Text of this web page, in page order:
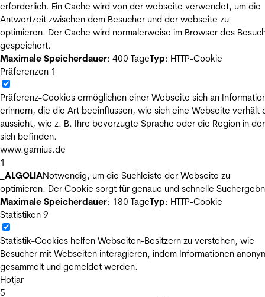
erforderlich. Ein Cache wird von der webseite verwendet, um die
Antwortzeit zwischen dem Besucher und der webseite zu
optimieren. Der Cache wird normalerweise im Browser des
gespeichert.
Maximale Speicherdauer: 400 TageTyp: HTTP-Cookie
Präferenzen 1
Präferenz-Cookies ermöglichen einer Webseite sich an
erinnern, die die Art beeinflussen, wie sich eine Webseite verhält
aussieht, wie z. B. Ihre bevorzugte Sprache oder die Region in
sich befinden.
www.garnius.de
1
_ALGOLIANotwendig, um die Suchleiste der Webseite zu
optimieren. Der Cookie sorgt für genaue und schnelle
Maximale Speicherdauer: 180 TageTyp: HTTP-Cookie
Statistiken 9
Statistik-Cookies helfen Webseiten-Besitzern zu verstehen, wie
Besucher mit Webseiten interagieren, indem Informationen
gesammelt und gemeldet werden.
Hotjar
5